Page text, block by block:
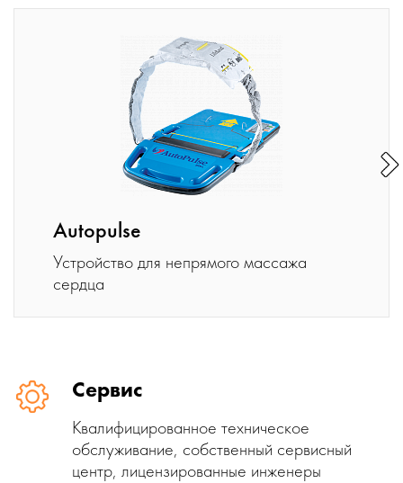
Autopulse
Устройство для непрямого массажа
сердца
Сервис
Квалифицированное техническое
обслуживание, собственный сервисный
центр, лицензированные инженеры